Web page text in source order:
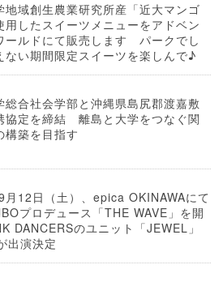
地域創生農業研究所産「近大マンゴ
用したスイーツメニューをアドベン
ールドにて販売します パークでし
ない期間限定スイーツを楽しんで♪
総合社会学部と沖縄県島尻郡渡嘉敷
協定を締結 離島と大学をつなぐ関
構築を目指す
月12日（土）、epica OKINAWAにて
プロデュース「THE WAVE」を開
DANCERSのユニット「JEWEL」
出演決定